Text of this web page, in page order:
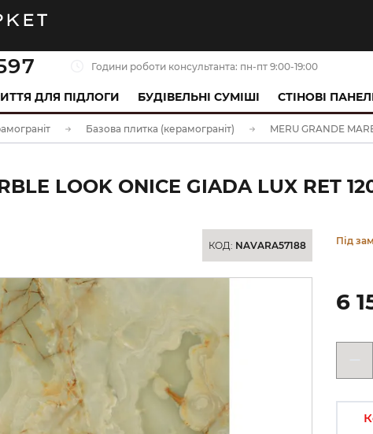
Години роботи консультанта: пн-пт 9:00-19:00
ДЛЯ ПІДЛОГИ БУДІВЕЛЬНІ СУМІШІ CТІНОВІ
Базова плитка (керамограніт) MERU GRANDE
LOOK ONICE GIADA LUX
КОД: NAVARA57188 Під
6